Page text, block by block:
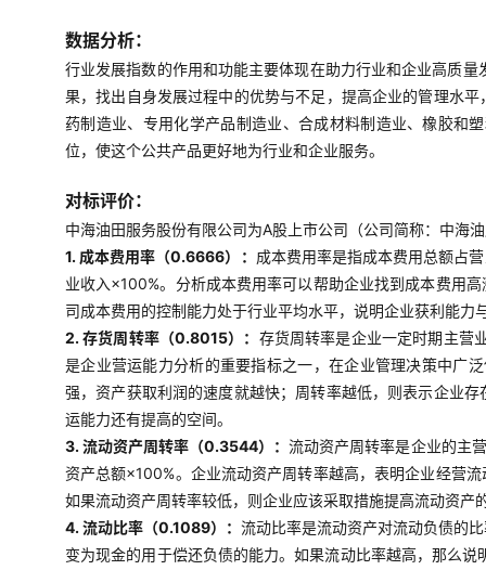
数据分析：
行业发展指数的作用和功能主要体现在助力行业和企业高质
果，找出自身发展过程中的优势与不足，提高企业的管理水
药制造业、专用化学产品制造业、合成材料制造业、橡胶和
位，使这个公共产品更好地为行业和企业服务。
对标评价：
中海油田服务股份有限公司为A股上市公司（公司简称：中
1. 成本费用率（0.6666）： 成本费用率是指成本费用总额占
业收入×100%。分析成本费用率可以帮助企业找到成本费用
司成本费用的控制能力处于行业平均水平，说明企业获利能力
2. 存货周转率（0.8015）： 存货周转率是企业一定时期主营
是企业营运能力分析的重要指标之一，在企业管理决策中广
强，资产获取利润的速度就越快；周转率越低，则表示企业
运能力还有提高的空间。
3. 流动资产周转率（0.3544）：流动资产周转率是企业的主
资产总额×100%。企业流动资产周转率越高，表明企业经营
如果流动资产周转率较低，则企业应该采取措施提高流动资
4. 流动比率（0.1089）：流动比率是流动资产对流动负债的
变为现金的用于偿还负债的能力。如果流动比率越高，那么